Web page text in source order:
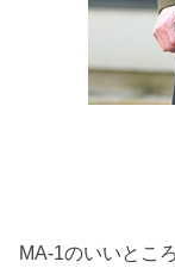
MA-1のいいとこ